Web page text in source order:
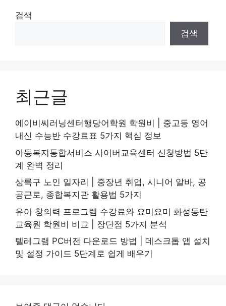
검색
검색
최근글
에이비씨러닝센터행당어학원 학원비 | 중고등 영어
내신 수능반 수강료표 5가지 핵심 정보
아동복지통합서비스 사이버교육센터 신청방법 5단
계 완벽 정리
상록구 노인 일자리 | 중장년 취업, 시니어 알바, 공
공근로, 종합복지관 활용법 5가지
유아 창의력 프로그램 수강료와 요미요미 화성동탄
교육원 학원비 비교 | 장단점 5가지 분석
텔레그램 PC버전 다운로드 방법 | 데스크톱 앱 설치
및 설정 가이드 5단계로 쉽게 배우기